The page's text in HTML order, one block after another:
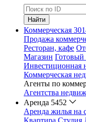
Найти
Коммерческая
Продажа
Ресторан, кафе
Магазин Готовый
Инвестиционная
Коммерческая
Агенты по
Агентства
Аренда 5452
Аренда жилья на
Квартира Студия